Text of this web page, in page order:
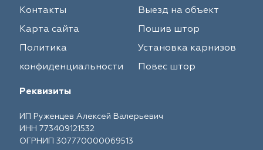
Контакты
Карта сайта
Политика
конфиденциальности
Выезд на объект
Пошив штор
Установка карнизов
Повес штор
Реквизиты
ИП Руженцев Алексей Валерьевич
ИНН 773409121532
ОГРНИП 307770000069513